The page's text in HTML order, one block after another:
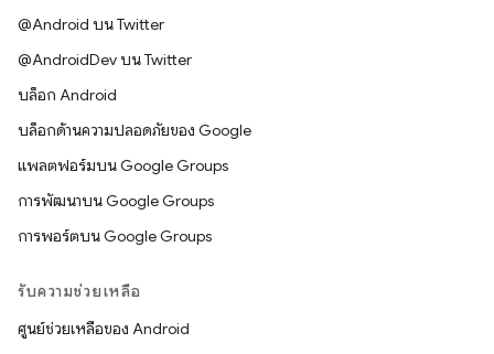
@Android บน Twitter
@AndroidDev บน Twitter
บล็อก Android
บล็อกด้านความปลอดภัยของ Google
แพลตฟอร์มบน Google Groups
การพัฒนาบน Google Groups
การพอร์ตบน Google Groups
รับความช่วยเหลือ
ศูนย์ช่วยเหลือของ Android